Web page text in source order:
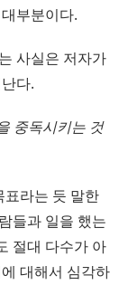
부분이다.
사실은 저자가
다.
중독시키는 것
표라는 듯 말한
들과 일을 했는
절대 다수가 아
대해서 심각하